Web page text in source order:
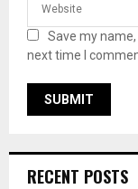
Save my
next time I
RECENT POSTS